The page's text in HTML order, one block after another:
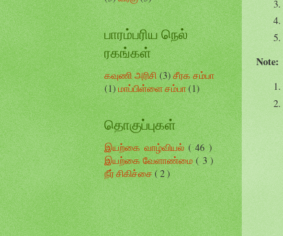
Note:
பாரம்பரிய நெல்
ரகங்கள்
கவுணி அரிசி(3)சீரக சம்பா
(1)மாப்பிள்ளை சம்பா(1)
தொகுப்புகள்
இயற்கை வாழ்வியல்( 46 )
இயற்கை வேளாண்மை( 3 )
நீர் சிகிச்சை( 2 )